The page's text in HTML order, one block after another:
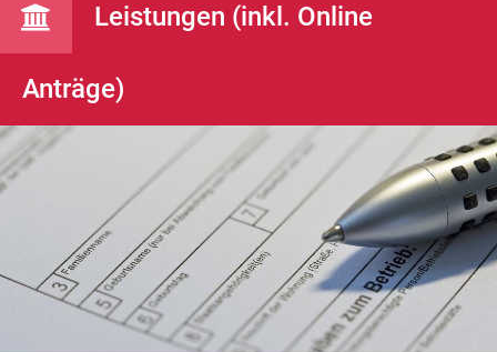
Leistungen (inkl. Online
Anträge)